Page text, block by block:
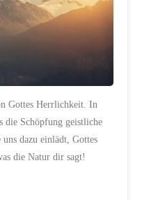
Gottes Herrlichkeit. In
die Schöpfung geistliche
dazu einlädt, Gottes
die Natur dir sagt!